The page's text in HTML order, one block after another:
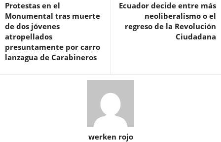
Protestas en el
Monumental tras muerte
de dos jóvenes
atropellados
presuntamente por carro
lanzagua de Carabineros
Ecuador decide entre más
neoliberalismo o el
regreso de la Revolución
Ciudadana
werken rojo